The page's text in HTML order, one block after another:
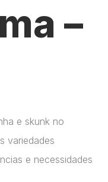
–
e skunk no
variedades
e necessidades